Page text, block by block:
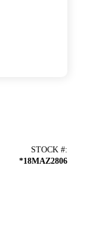
STOCK #:
*18MAZ2806